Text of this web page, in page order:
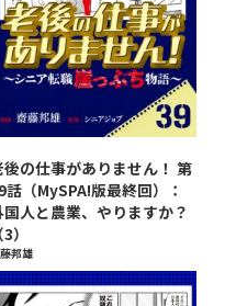
後の仕事がありません！ 第
話（MySPA!版最終回）：
国人と農業、やりますか？
（3）
邦雄